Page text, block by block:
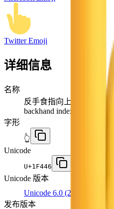
Twitter Emoji
详细信息
名称
反手食指向上指
backhand index pointing up
字形
👆
Unicode
U+1F446
Unicode 版本
Unicode 6.0 (2010)
发布版本